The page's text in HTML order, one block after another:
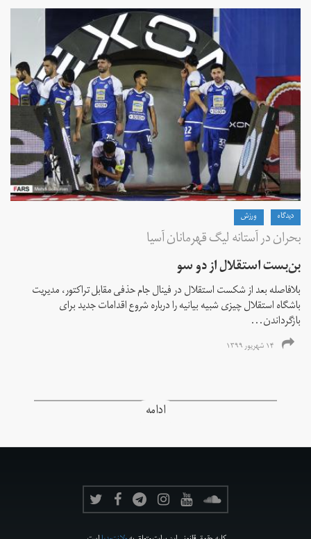
دیدگاه ورزش
بحران در آستانه لیگ قهرمانان آسیا
بن‌بست استقلال از دو سو
بلافاصله بعد از شکست استقلال در فینال جام حذفی مقابل تراکتور، مدیریت
باشگاه استقلال چیزی شبیه بیانیه را درباره شروع اقدامات جدید برای
بازگرداندن...
۱۴ شهریور ۱۳۹۹
ادامه